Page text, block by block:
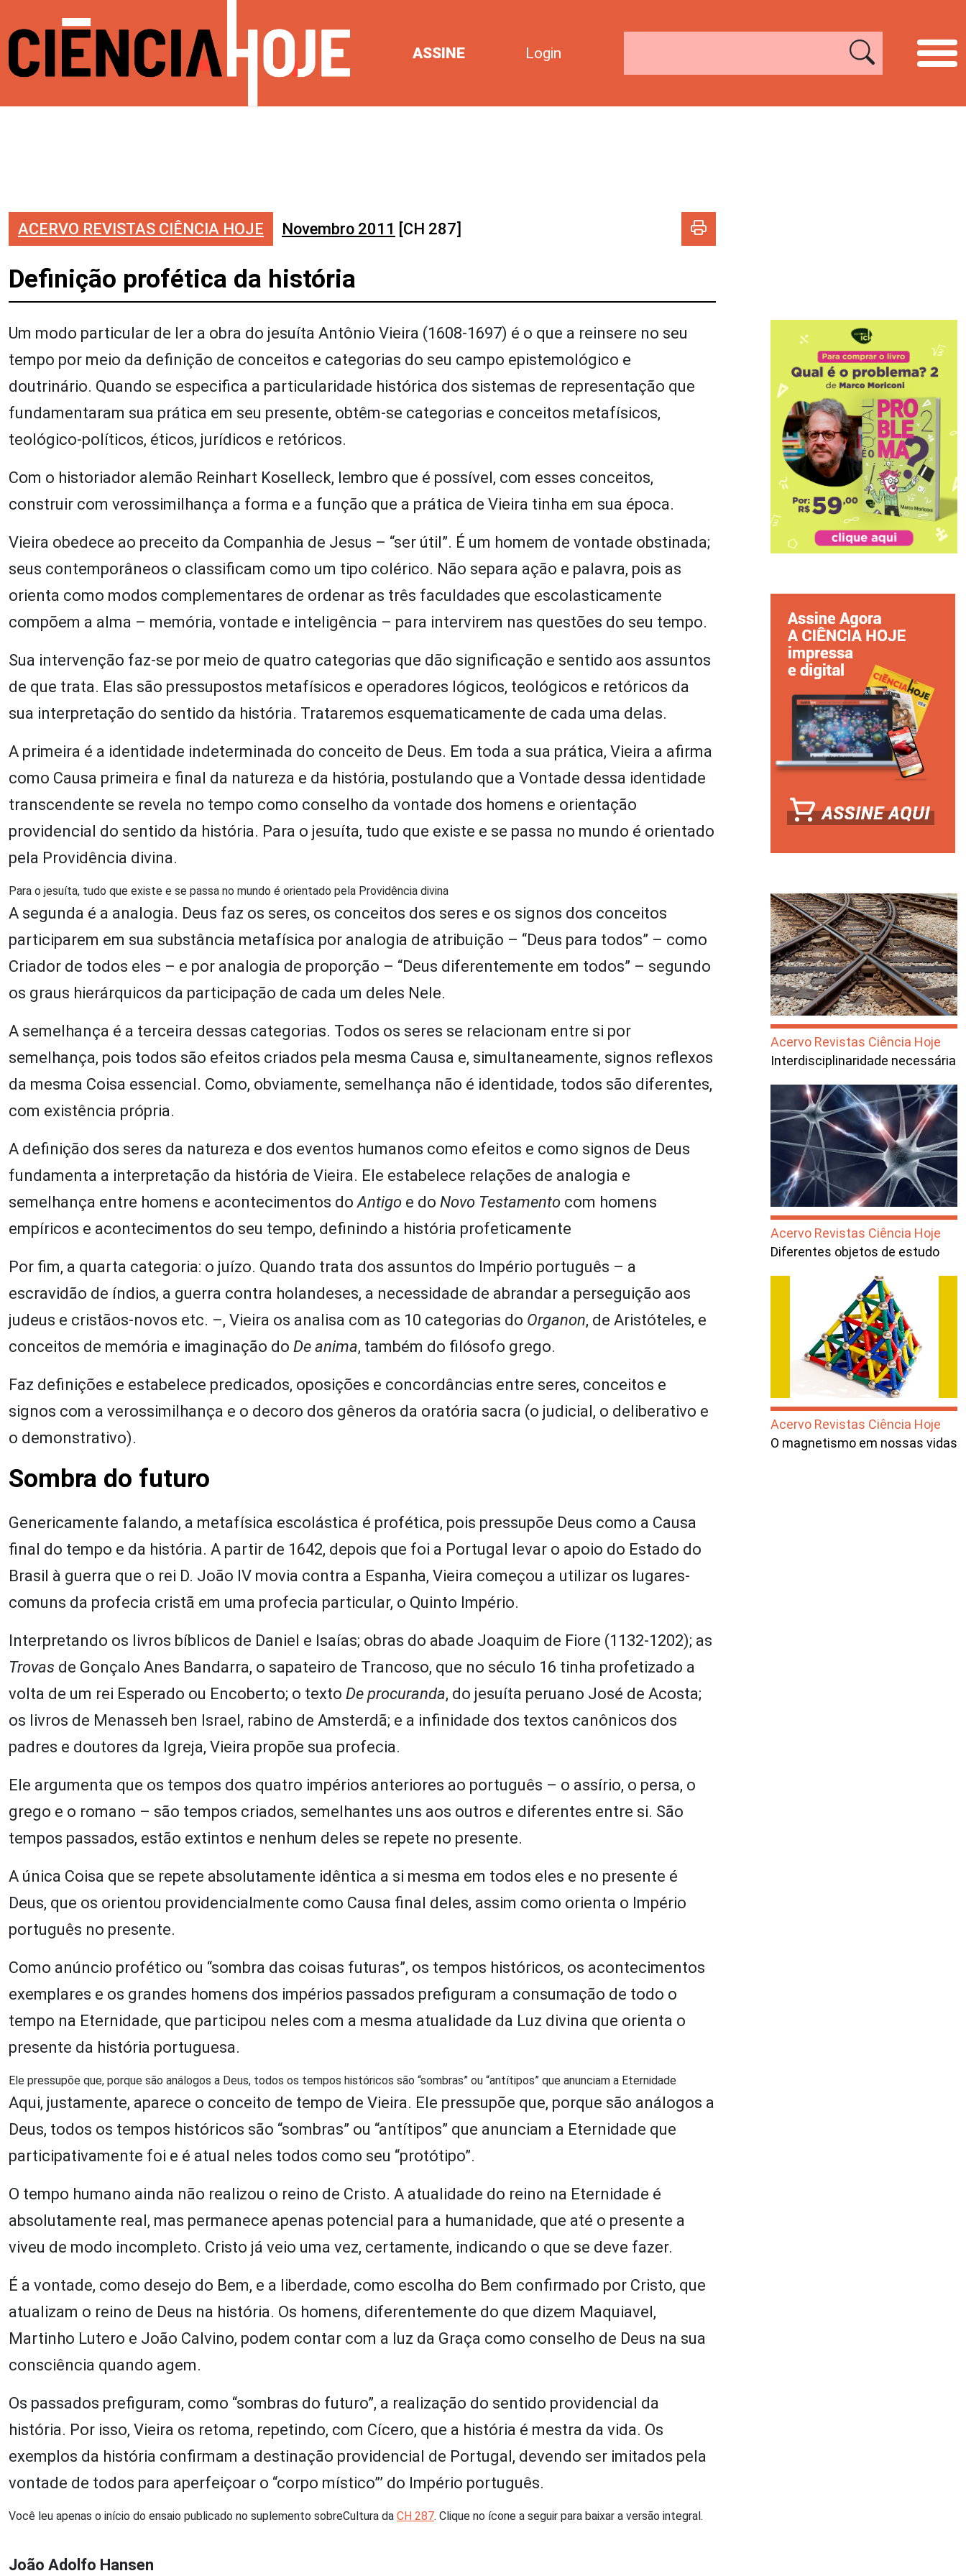
ASSINE Login
ACERVO REVISTAS CIÊNCIA HOJE Novembro 2011 [CH 287]
Definição profética da história
Um modo particular de ler a obra do jesuíta Antônio Vieira (1608-1697) é o que a reinsere no seu
tempo por meio da definição de conceitos e categorias do seu campo epistemológico e
doutrinário. Quando se especifica a particularidade histórica dos sistemas de representação que
fundamentaram sua prática em seu presente, obtêm-se categorias e conceitos metafísicos,
teológico-políticos, éticos, jurídicos e retóricos.
Com o historiador alemão Reinhart Koselleck, lembro que é possível, com esses conceitos,
construir com verossimilhança a forma e a função que a prática de Vieira tinha em sua época.
Vieira obedece ao preceito da Companhia de Jesus – “ser útil”. É um homem de vontade obstinada;
seus contemporâneos o classificam como um tipo colérico. Não separa ação e palavra, pois as
orienta como modos complementares de ordenar as três faculdades que escolasticamente
compõem a alma – memória, vontade e inteligência – para intervirem nas questões do seu tempo.
Sua intervenção faz-se por meio de quatro categorias que dão significação e sentido aos assuntos
de que trata. Elas são pressupostos metafísicos e operadores lógicos, teológicos e retóricos da
sua interpretação do sentido da história. Trataremos esquematicamente de cada uma delas.
A primeira é a identidade indeterminada do conceito de Deus. Em toda a sua prática, Vieira a afirma
como Causa primeira e final da natureza e da história, postulando que a Vontade dessa identidade
transcendente se revela no tempo como conselho da vontade dos homens e orientação
providencial do sentido da história. Para o jesuíta, tudo que existe e se passa no mundo é orientado
pela Providência divina.
Para o jesuíta, tudo que existe e se passa no mundo é orientado pela Providência divina
A segunda é a analogia. Deus faz os seres, os conceitos dos seres e os signos dos conceitos
participarem em sua substância metafísica por analogia de atribuição – “Deus para todos” – como
Criador de todos eles – e por analogia de proporção – “Deus diferentemente em todos” – segundo
os graus hierárquicos da participação de cada um deles Nele.
A semelhança é a terceira dessas categorias. Todos os seres se relacionam entre si por
semelhança, pois todos são efeitos criados pela mesma Causa e, simultaneamente, signos reflexos
da mesma Coisa essencial. Como, obviamente, semelhança não é identidade, todos são diferentes,
com existência própria.
A definição dos seres da natureza e dos eventos humanos como efeitos e como signos de Deus
fundamenta a interpretação da história de Vieira. Ele estabelece relações de analogia e
semelhança entre homens e acontecimentos doAntigo e do Novo Testamento com homens
empíricos e acontecimentos do seu tempo, definindo a história profeticamente
Por fim, a quarta categoria: o juízo. Quando trata dos assuntos do Império português – a
escravidão de índios, a guerra contra holandeses, a necessidade de abrandar a perseguição aos
judeus e cristãos-novos etc. –, Vieira os analisa com as 10 categorias do Organon, de Aristóteles, e
conceitos de memória e imaginação do De anima, também do filósofo grego.
Faz definições e estabelece predicados, oposições e concordâncias entre seres, conceitos e
signos com a verossimilhança e o decoro dos gêneros da oratória sacra (o judicial, o deliberativo e
o demonstrativo).
Sombra do futuro
Genericamente falando, a metafísica escolástica é profética, pois pressupõe Deus como a Causa
final do tempo e da história. A partir de 1642, depois que foi a Portugal levar o apoio do Estado do
Brasil à guerra que o rei D. João IV movia contra a Espanha, Vieira começou a utilizar os lugares-
comuns da profecia cristã em uma profecia particular, o Quinto Império.
Interpretando os livros bíblicos de Daniel e Isaías; obras do abade Joaquim de Fiore (1132-1202); as
Trovas de Gonçalo Anes Bandarra, o sapateiro de Trancoso, que no século 16 tinha profetizado a
volta de um rei Esperado ou Encoberto; o texto De procuranda, do jesuíta peruano José de Acosta;
os livros de Menasseh ben Israel, rabino de Amsterdã; e a infinidade dos textos canônicos dos
padres e doutores da Igreja, Vieira propõe sua profecia.
Ele argumenta que os tempos dos quatro impérios anteriores ao português – o assírio, o persa, o
grego e o romano – são tempos criados, semelhantes uns aos outros e diferentes entre si. São
tempos passados, estão extintos e nenhum deles se repete no presente.
A única Coisa que se repete absolutamente idêntica a si mesma em todos eles e no presente é
Deus, que os orientou providencialmente como Causa final deles, assim como orienta o Império
português no presente.
Como anúncio profético ou “sombra das coisas futuras”, os tempos históricos, os acontecimentos
exemplares e os grandes homens dos impérios passados prefiguram a consumação de todo o
tempo na Eternidade, que participou neles com a mesma atualidade da Luz divina que orienta o
presente da história portuguesa.
Ele pressupõe que, porque são análogos a Deus, todos os tempos históricos são “sombras” ou “antítipos” que anunciam a Eternidade
Aqui, justamente, aparece o conceito de tempo de Vieira. Ele pressupõe que, porque são análogos a
Deus, todos os tempos históricos são “sombras” ou “antítipos” que anunciam a Eternidade que
participativamente foi e é atual neles todos como seu “protótipo”.
O tempo humano ainda não realizou o reino de Cristo. A atualidade do reino na Eternidade é
absolutamente real, mas permanece apenas potencial para a humanidade, que até o presente a
viveu de modo incompleto. Cristo já veio uma vez, certamente, indicando o que se deve fazer.
É a vontade, como desejo do Bem, e a liberdade, como escolha do Bem confirmado por Cristo, que
atualizam o reino de Deus na história. Os homens, diferentemente do que dizem Maquiavel,
Martinho Lutero e João Calvino, podem contar com a luz da Graça como conselho de Deus na sua
consciência quando agem.
Os passados prefiguram, como “sombras do futuro”, a realização do sentido providencial da
história. Por isso, Vieira os retoma, repetindo, com Cícero, que a história é mestra da vida. Os
exemplos da história confirmam a destinação providencial de Portugal, devendo ser imitados pela
vontade de todos para aperfeiçoar o “corpo místico”’ do Império português.
Você leu apenas o início do ensaio publicado no suplemento sobreCultura da CH 287. Clique no ícone a seguir para baixar a versão integral.
João Adolfo Hansen
Acervo Revistas Ciência Hoje
Interdisciplinaridade necessária
Acervo Revistas Ciência Hoje
Diferentes objetos de estudo
Acervo Revistas Ciência Hoje
O magnetismo em nossas vidas